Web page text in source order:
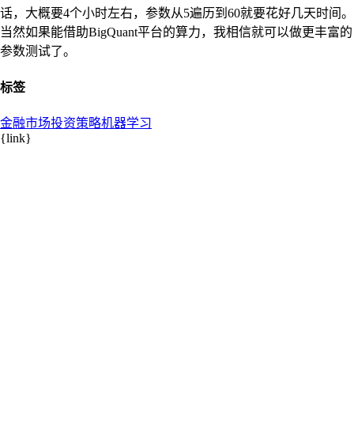
话，大概要4个小时左右，参数从5遍历到60就要花好几天时间。
当然如果能借助BigQuant平台的算力，我相信就可以做更丰富的
参数测试了。
标签
金融市场投资策略机器学习
{link}